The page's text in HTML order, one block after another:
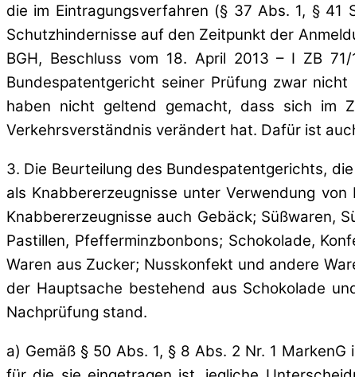
die im Eintragungsverfahren (§ 37 Abs. 1, §
Schutzhindernisse auf den Zeitpunkt der
BGH, Beschluss vom 18. April 2013 – I ZB
Bundespatentgericht seiner Prüfung zwar
haben nicht geltend gemacht, dass sich im
Verkehrsverständnis verändert hat. Dafür ist
3. Die Beurteilung des Bundespatentgerichts,
als Knabbererzeugnisse unter Verwendung
Knabbererzeugnisse auch Gebäck; Süßwaren,
Pastillen, Pfefferminzbonbons; Schokolade,
Waren aus Zucker; Nusskonfekt und andere
der Hauptsache bestehend aus Schokolade
Nachprüfung stand.
a) Gemäß § 50 Abs. 1, § 8 Abs. 2 Nr. 1